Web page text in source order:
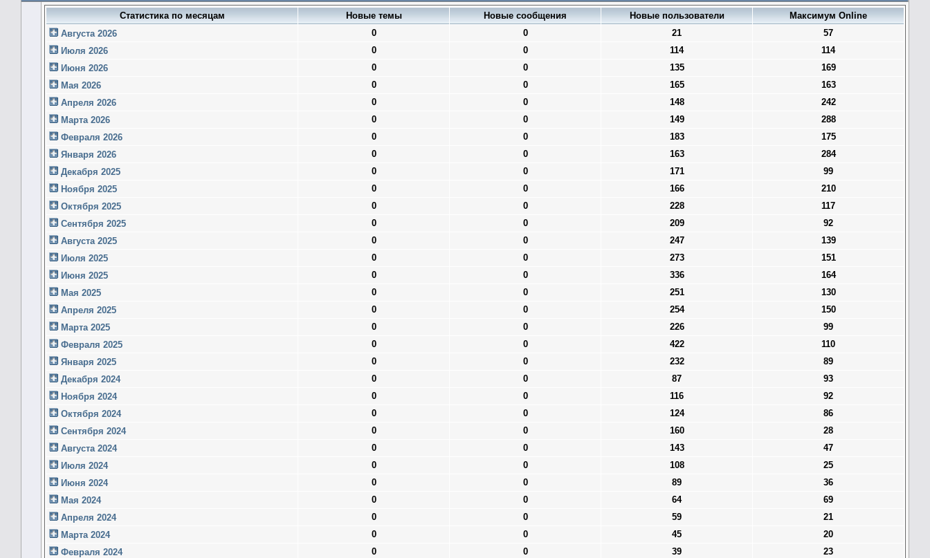
Статистика по месяцам Новые темы Новые сообщения Новые пользователи
Максимум Online
Августа 2026
0 0 21
57
Июля 2026
0 0 114
114
Июня 2026
0 0 135
169
Мая 2026
0 0 165
163
Апреля 2026
0 0 148
242
Марта 2026
0 0 149
288
Февраля 2026
0 0 183
175
Января 2026
0 0 163
284
Декабря 2025
0 0 171
99
Ноября 2025
0 0 166
210
Октября 2025
0 0 228
117
Сентября 2025
0 0 209
92
Августа 2025
0 0 247
139
Июля 2025
0 0 273
151
Июня 2025
0 0 336
164
Мая 2025
0 0 251
130
Апреля 2025
0 0 254
150
Марта 2025
0 0 226
99
Февраля 2025
0 0 422
110
Января 2025
0 0 232
89
Декабря 2024
0 0 87
93
Ноября 2024
0 0 116
92
Октября 2024
0 0 124
86
Сентября 2024
0 0 160
28
Августа 2024
0 0 143
47
Июля 2024
0 0 108
25
Июня 2024
0 0 89
36
Мая 2024
0 0 64
69
Апреля 2024
0 0 59
21
Марта 2024
0 0 45
20
Февраля 2024
0 0 39
23